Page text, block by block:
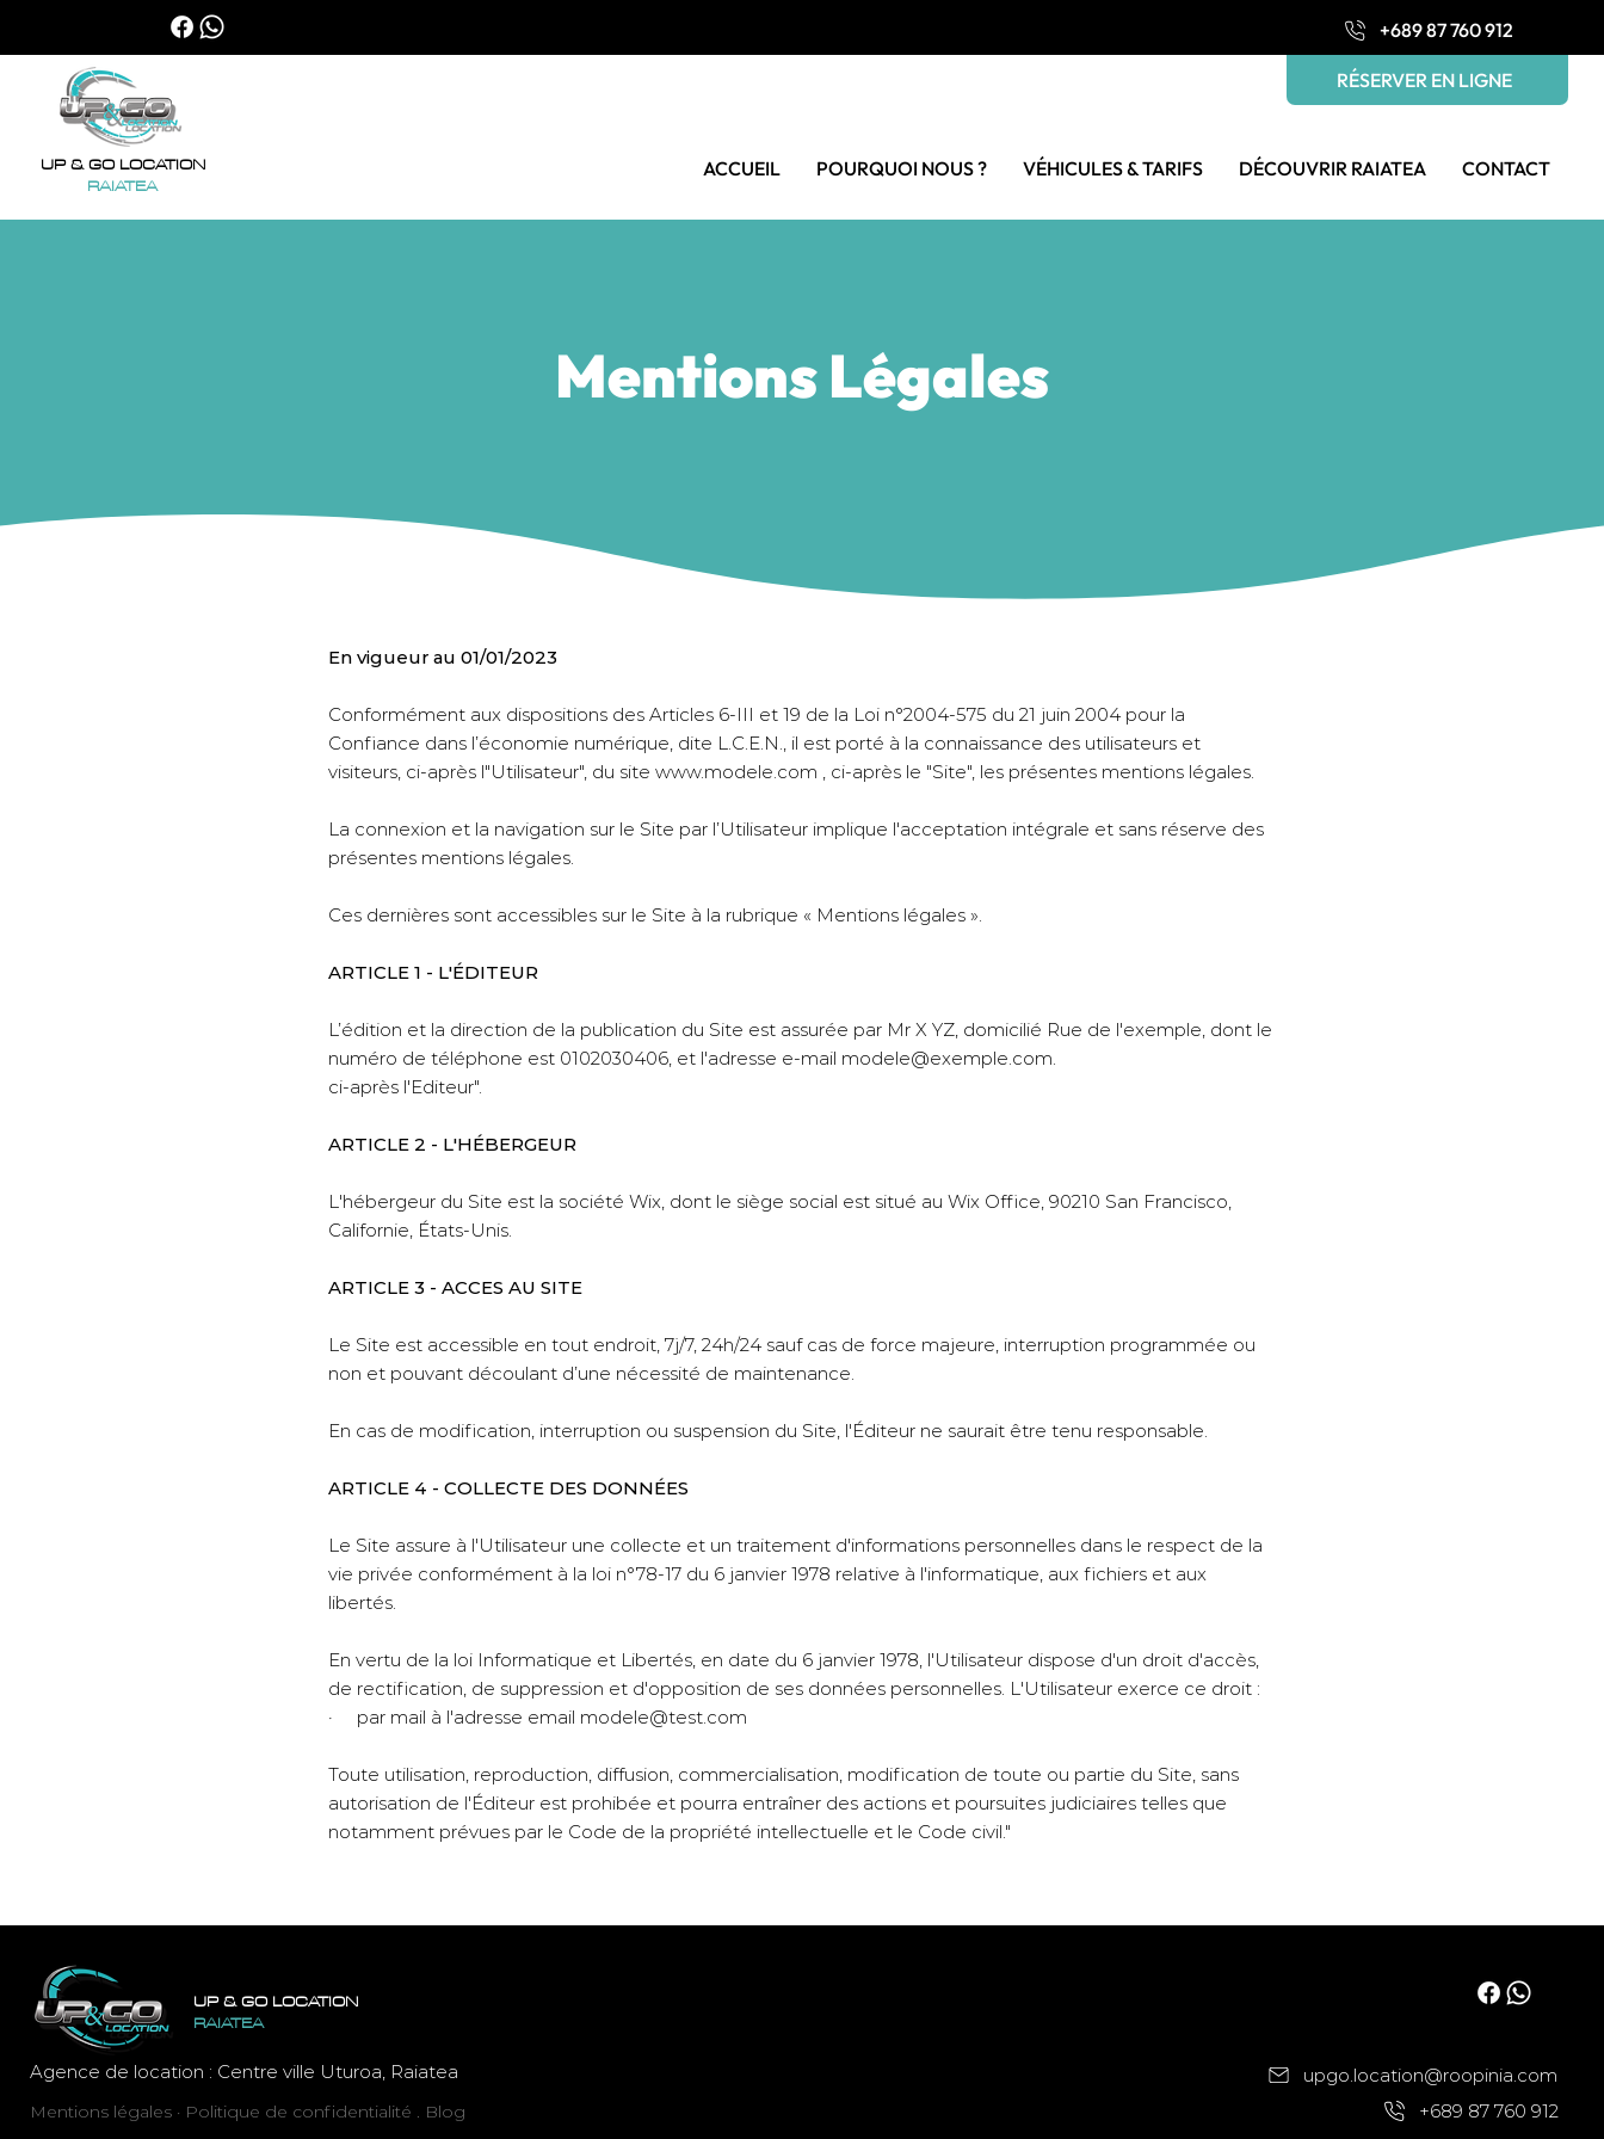
+689 87 760 912
UP & GO LOCATION
RAIATEA
RÉSERVER EN LIGNE
ACCUEIL POURQUOI NOUS ? VÉHICULES & TARIFS DÉCOUVRIR RAIATEA CONTACT
Mentions Légales
En vigueur au 01/01/2023
Conformément aux dispositions des Articles 6-III et 19 de la Loi n°2004-575 du 21 juin 2004 pour la
Confiance dans l’économie numérique, dite L.C.E.N., il est porté à la connaissance des utilisateurs et
visiteurs, ci-après l"Utilisateur", du site www.modele.com , ci-après le "Site", les présentes mentions légales.
La connexion et la navigation sur le Site par l’Utilisateur implique l'acceptation intégrale et sans réserve des
présentes mentions légales.
Ces dernières sont accessibles sur le Site à la rubrique « Mentions légales ».
ARTICLE 1 - L'ÉDITEUR
L’édition et la direction de la publication du Site est assurée par Mr X YZ, domicilié Rue de l'exemple, dont le
numéro de téléphone est 0102030406, et l'adresse e-mail modele@exemple.com.
ci-après l'Editeur".
ARTICLE 2 - L'HÉBERGEUR
L'hébergeur du Site est la société Wix, dont le siège social est situé au Wix Office, 90210 San Francisco,
Californie, États-Unis.
ARTICLE 3 - ACCES AU SITE
Le Site est accessible en tout endroit, 7j/7, 24h/24 sauf cas de force majeure, interruption programmée ou
non et pouvant découlant d’une nécessité de maintenance.
En cas de modification, interruption ou suspension du Site, l'Éditeur ne saurait être tenu responsable.
ARTICLE 4 - COLLECTE DES DONNÉES
Le Site assure à l'Utilisateur une collecte et un traitement d'informations personnelles dans le respect de la
vie privée conformément à la loi n°78-17 du 6 janvier 1978 relative à l'informatique, aux fichiers et aux
libertés.
En vertu de la loi Informatique et Libertés, en date du 6 janvier 1978, l'Utilisateur dispose d'un droit d'accès,
de rectification, de suppression et d'opposition de ses données personnelles. L'Utilisateur exerce ce droit :
· par mail à l'adresse email modele@test.com
Toute utilisation, reproduction, diffusion, commercialisation, modification de toute ou partie du Site , sans
autorisation de l'Éditeur est prohibée et pourra entraîner des actions et poursuites judiciaires telles que
notamment prévues par le Code de la propriété intellectuelle et le Code civil."
UP & GO LOCATION
RAIATEA
Agence de location : Centre ville Uturoa, Raiatea
Mentions légales · Politique de confidentialité . Blog
upgo.location@roopinia.com
+689 87 760 912